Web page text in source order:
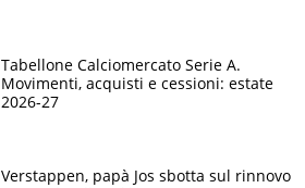
Tabellone Calciomercato Serie A.
Movimenti, acquisti e cessioni: estate
2026-27
Verstappen, papà Jos sbotta sul rinnovo